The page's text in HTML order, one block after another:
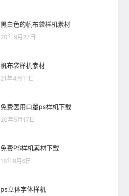
黑白色的帆布袋样机素材
20年9月27日
帆布袋样机素材
21年4月11日
免费医用口罩ps样机下载
20年5月17日
免费PS样机素材下载
18年9月6日
ps立体字体样机